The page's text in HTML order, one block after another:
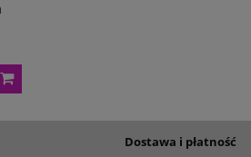
Dostawa i płatność